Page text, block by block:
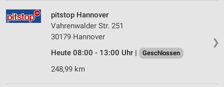
❯
pitstop Hannover
Vahrenwalder Str. 251
30179 Hannover
Heute 08:00 - 13:00 Uhr |
Geschlossen
248,99 km